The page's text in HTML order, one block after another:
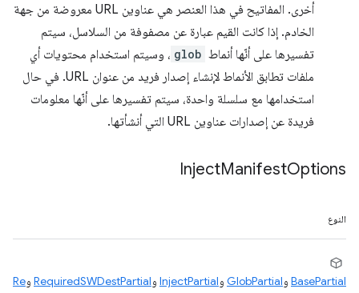
أخرى. المفاتيح في هذا العنصر هي عناوين URL معروضة من جهة
الخادم. إذا كانت القيم عبارة عن مصفوفة من السلاسل، سيتم
تفسيرها على أنّها أنماط glob ، وسيتم استخدام محتويات أي
ملفات تطابق الأنماط لإنشاء إصدار فريد من عنوان URL. في حال
استخدامها مع سلسلة واحدة، سيتم تفسيرها على أنّها معلومات
فريدة عن إصدارات عناوين URL التي أنشأتها.
InjectManifestOptions
النوع
BasePartial وGlobPartial وInjectPartial وRequiredSWDestPartial وRe